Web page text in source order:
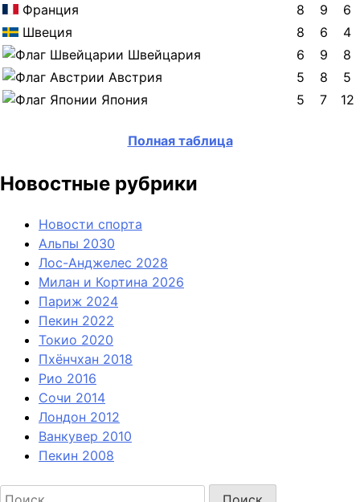
Франция
8 9
6
Швеция
8 6
4
Швейцария
6 9
8
Австрия
5 8
5
Япония
5 7 12
Полная таблица
Новостные рубрики
Новости спорта
Альпы 2030
Лос-Анджелес 2028
Милан и Кортина 2026
Париж 2024
Пекин 2022
Токио 2020
Пхёнчхан 2018
Рио 2016
Сочи 2014
Лондон 2012
Ванкувер 2010
Пекин 2008
Найти: